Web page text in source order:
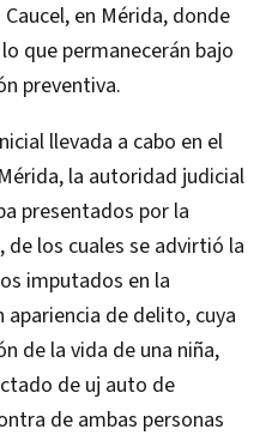
en Mérida, donde
que permanecerán bajo
preventiva.
llevada a cabo en el
la autoridad judicial
presentados por la
de los cuales se advirtió la
imputados en la
de delito, cuya
de la vida de una niña,
de uj auto de
de ambas personas